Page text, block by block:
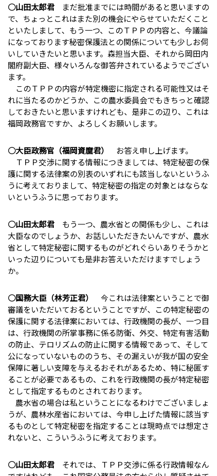
○山田太郎君まだ批准までには時間があると思いますの
で、ちょっとこれはまた別の機会にやらせていただくこと
といたしまして、もう一つ、このＴＰＰの内容と、今議論
になっております秘密保護法との関係についても少しお伺
いしていきたいと思います。森担当大臣、それから岡田内
閣府副大臣、様々いろんな御答弁されているようでござい
ます。
このＴＰＰの内容が特定機密に指定される可能性又はそ
れに当たるのかどうか、この農水委員会でもきちっと確認
しておきたいと思いますけれども、是非この辺り、これは
福岡政務官ですか、よろしくお願いします。
○大臣政務官（福岡資麿君）
お答え申し上げます。
ＴＰＰ交渉に関する情報につきましては、特定秘密の保
護に関する法律案の別表のいずれにも該当しないというふ
うに考えておりまして、特定秘密の指定の対象とはならな
いというふうに思っております。
○山田太郎君もう一つ、農水省との関係も少し、これは
大臣なのでしょうか、お話しいただきたいんですが、農水
省として特定秘密に関するものがどれぐらいありそうかと
いった辺りについても是非お答えいただけますでしょう
か。
○国務大臣（林芳正君）
今これは法律案ということで御
審議をいただいておるということですが、この特定秘密の
保護に関する法律案においては、行政機関の長が、一つ目
は、行政機関の所掌事務に係る防衛、外交、特定有害活動
の防止、テロリズムの防止に関する情報であって、そして
公になっていないもののうち、その漏えいが我が国の安全
保障に著しい支障を与えるおそれがあるため、特に秘匿す
ることが必要であるもの、これを行政機関の長が特定秘密
として指定するものとされております。
農水省の場合は私ということになるわけでございましょ
うが、農林水産省においては、今申し上げた情報に該当す
るものとして特定秘密を指定することは現時点では想定さ
れないと、こういうふうに考えております。
○山田太郎君それでは、ＴＰＰ交渉に係る行政情報なん